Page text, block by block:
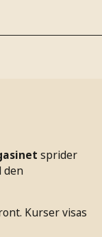
sprider
den
Kurser visas